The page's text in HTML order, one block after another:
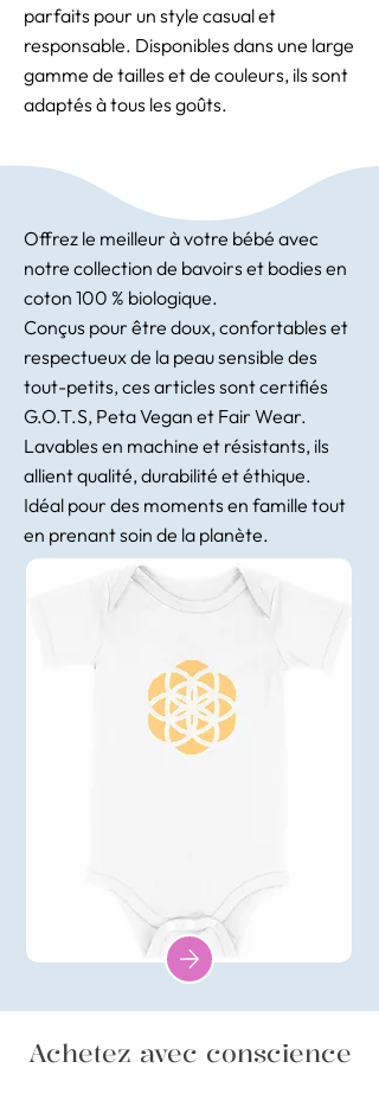
parfaits pour un style casual et
responsable. Disponibles dans une large
gamme de tailles et de couleurs, ils sont
adaptés à tous les goûts.
Offrez le meilleur à votre bébé avec
notre collection de bavoirs et bodies en
coton 100 % biologique.
Conçus pour être doux, confortables et
respectueux de la peau sensible des
tout-petits, ces articles sont certifiés
G.O.T.S, Peta Vegan et Fair Wear.
Lavables en machine et résistants, ils
allient qualité, durabilité et éthique.
Idéal pour des moments en famille tout
en prenant soin de la planète.
Achetez avec conscience